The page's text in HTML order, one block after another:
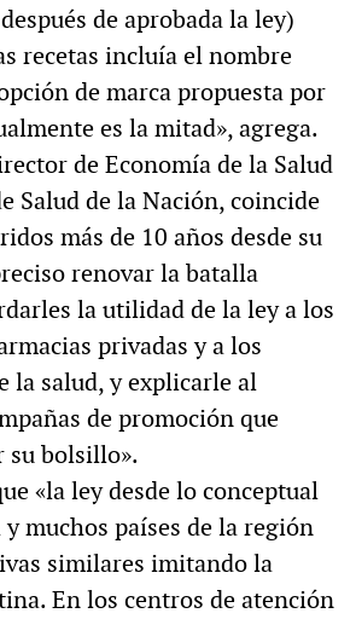
de aprobada la ley)
recetas incluía el nombre
de marca propuesta por
es la mitad», agrega.
de Economía de la Salud
Salud de la Nación, coincide
más de 10 años desde su
renovar la batalla
la utilidad de la ley a los
privadas y a los
la salud, y explicarle al
de promoción que
su bolsillo».
«la ley desde lo conceptual
muchos países de la región
similares imitando la
En los centros de atención